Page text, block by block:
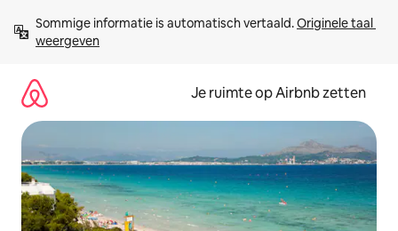
direct
naar
Sommige informatie is automatisch vertaald. Originele taal
weergeven
Je ruimte op Airbnb zetten